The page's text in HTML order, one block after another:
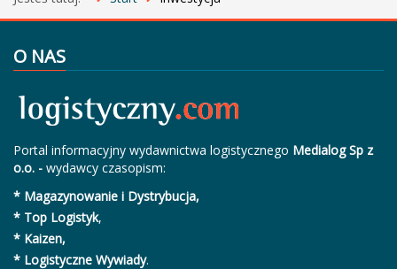
O NAS
Portal informacyjny wydawnictwa logistycznego Medialog Sp z
o.o. - wydawcy czasopism:
* Magazynowanie i Dystrybucja,
* Top Logistyk,
* Kaizen,
* Logistyczne Wywiady.